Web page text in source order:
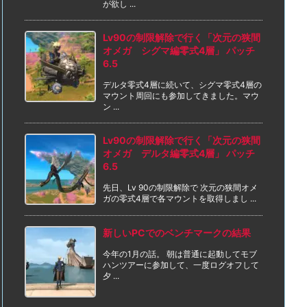
が欲し ...
Lv90の制限解除で行く「次元の狭間
オメガ シグマ編零式4層」 パッチ
6.5
デルタ零式4層に続いて、シグマ零式4層の
マウント周回にも参加してきました。マウ
ン ...
Lv90の制限解除で行く「次元の狭間
オメガ デルタ編零式4層」 パッチ
6.5
先日、Lv 90の制限解除で 次元の狭間オメ
ガの零式4層で各マウントを取得しまし ...
新しいPCでのベンチマークの結果
今年の1月の話。 朝は普通に起動してモブ
ハンツアーに参加して、一度ログオフして
夕 ...